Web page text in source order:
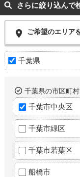
さらに絞り込んで
ご希望のエリア
千葉県
千葉県の市区町
千葉市中央区
千葉市緑区
千葉市若葉区
船橋市